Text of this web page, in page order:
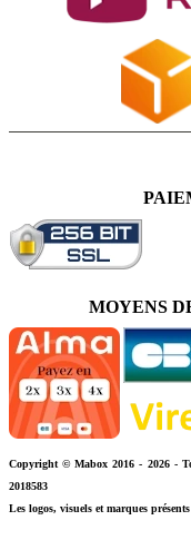
MOYENS
Copyright © Mabox 2016 - 2026 -
2018583
Les logos, visuels et marques